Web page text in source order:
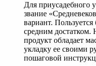
Для приусадебного
звание
вариант.
средним достатком.
продукт обладает
укладку ее своими
пошаговой